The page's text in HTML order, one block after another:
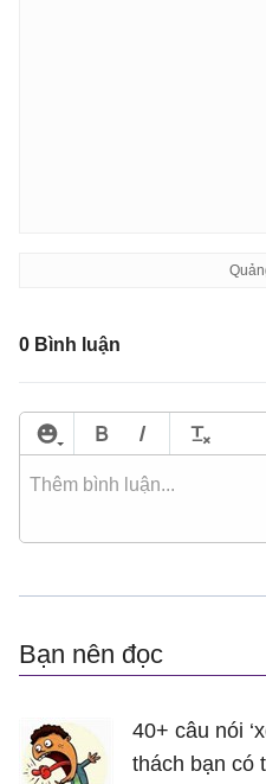
0 Bình luận
Bạn nên đọc
40+ câu nói
thách bạn có